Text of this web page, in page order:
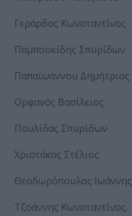
Γεράρδος Κωνσταντίνος
Παμπουκίδης Σπυρίδων
Παπαϊωάννου Δημήτριος
Ορφανός Βασίλειος
Πουλίδας Σπυρίδων
Χριστάκος Στέλιος
Θεοδωρόπουλος Ιωάννης
Τζοάννης Κωνσταντίνος.